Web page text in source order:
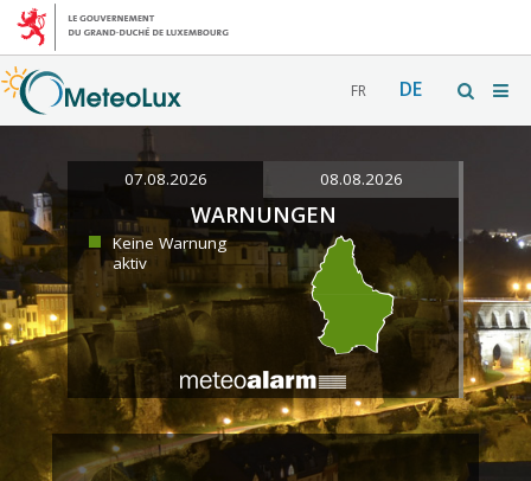
FR DE
07.08.2026 08.08.2026
WARNUNGEN
Keine Warnung
aktiv